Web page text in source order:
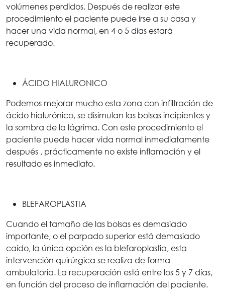
volúmenes perdidos. Después de realizar este
procedimiento el paciente puede irse a su casa y
hacer una vida normal, en 4 o 5 días estará
recuperado.
ÁCIDO HIALURONICO
Podemos mejorar mucho esta zona con infiltración de
ácido hialurónico, se disimulan las bolsas incipientes y
la sombra de la lágrima. Con este procedimiento el
paciente puede hacer vida normal inmediatamente
después , prácticamente no existe inflamación y el
resultado es inmediato.
BLEFAROPLASTIA
Cuando el tamaño de las bolsas es demasiado
importante, o el parpado superior está demasiado
caído, la única opción es la blefaroplastia, esta
intervención quirúrgica se realiza de forma
ambulatoria. La recuperación está entre los 5 y 7 días,
en función del proceso de inflamación del paciente.